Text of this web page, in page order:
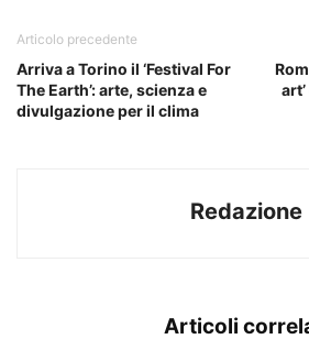
Articolo precedente
Arriva a Torino il ‘Festival For
The Earth’: arte, scienza e
divulgazione per il clima
Redazione
Articoli